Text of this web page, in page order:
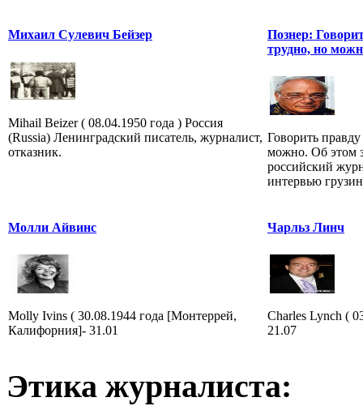
Михаил Сулевич Бейзер
Mihail Beizer ( 08.04.1950 года ) Россия
(Russia) Ленинградский писатель, журналист,
отказник.
Познер:
трудно, но
Говорить
можно. Об этом
российский
интервью
Молли Айвинс
Molly Ivins ( 30.08.1944 года [Монтеррей,
Калифорния]- 31.01
Чарльз Линч
Charles Lynch (
21.07
Этика журналиста: